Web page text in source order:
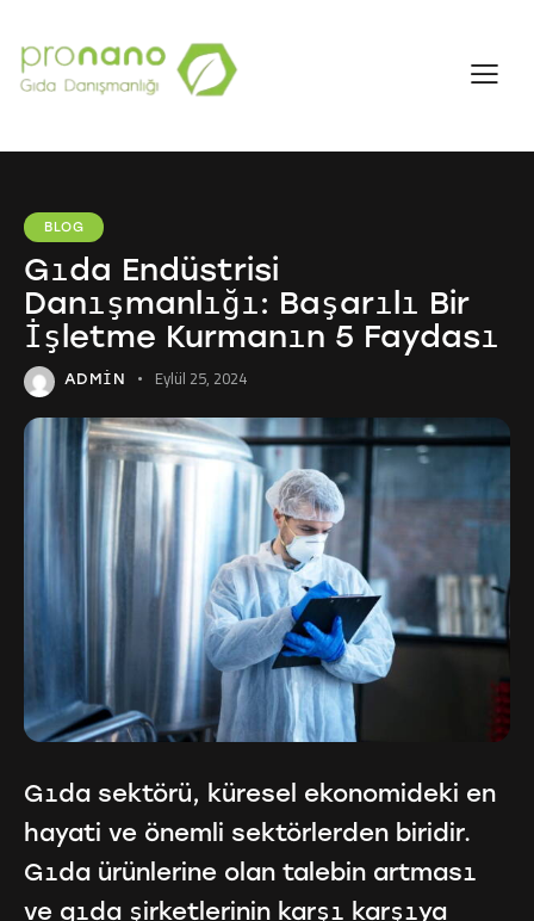
BLOG
Gıda Endüstrisi
Danışmanlığı: Başarılı Bir
İşletme Kurmanın 5 Faydası
ADMIN Eylül 25, 2024
Gıda sektörü, küresel ekonomideki en
hayati ve önemli sektörlerden biridir.
Gıda ürünlerine olan talebin artması
ve gıda şirketlerinin karşı karşıya